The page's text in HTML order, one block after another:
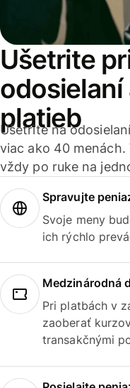
Ušetrite
odosielaní
platieb
Ušetrite na
viac ako 40
vždy po ruke na
Spravujte
Svoje meny
ich rýchlo
Medzinárodná
Pri platbách v
zaoberať
transakčnými